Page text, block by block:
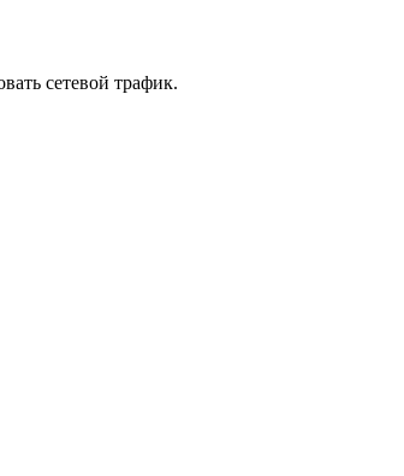
сетевой трафик.